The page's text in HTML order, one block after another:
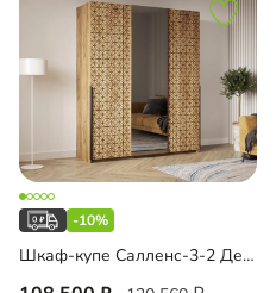
-10%
Шкаф-купе Салленс-3-2 Декор 3